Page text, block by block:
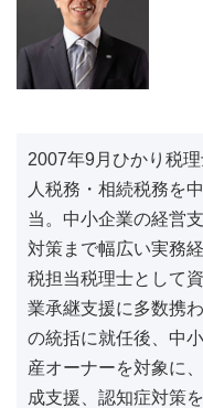
2007年9月ひかり税
人税務・相続税務を
当。中小企業の経営
対策まで幅広い実務
税担当税理士として
業承継支援に多数携
の統括に就任後、中
産オーナーを対象に
成支援、認知症対策